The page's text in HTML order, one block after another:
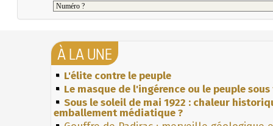
À LA UNE
L'élite contre le peuple
Le masque de l'ingérence ou le peuple
Sous le soleil de mai 1922 : chaleur
emballement médiatique ?